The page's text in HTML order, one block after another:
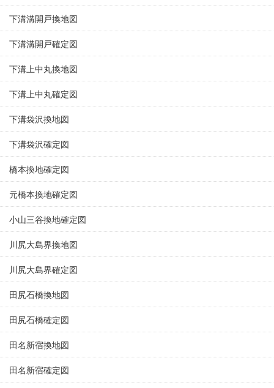
下溝溝開戸換地図
下溝溝開戸確定図
下溝上中丸換地図
下溝上中丸確定図
下溝袋沢換地図
下溝袋沢確定図
橋本換地確定図
元橋本換地確定図
小山三谷換地確定図
川尻大島界換地図
川尻大島界確定図
田尻石橋換地図
田尻石橋確定図
田名新宿換地図
田名新宿確定図